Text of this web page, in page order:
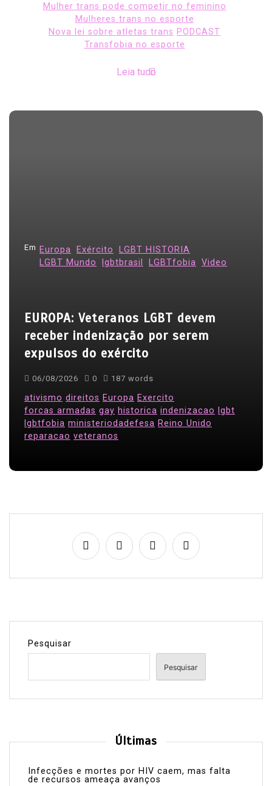
Mulher trans pode competir no feminino
Mulheres trans no esporte
Nova lei sobre atletas trans PODCAST
Transfobia no esporte
Leia tudo
Em Europa Exército
LGBT HISTORIA
LGBT Mundo
lgbtbrasil LGBTfobia Video
EUROPA: Veteranos LGBT devem
receber indenização por serem
expulsos do exército
06/08/2026 0 187 words
ativismo direitos Europa Exercito
forcas armadas gay historica indenizacao
lgbt
lgbtfobia ministeriodadefesa Reino Unido
reparacao veteranos
Pesquisar
Pesquisar
Últimas
Infecções e mortes por HIV caem, mas falta
de recursos ameaça avanços